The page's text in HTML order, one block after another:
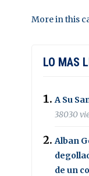
More in this
LO MAS
A Su
38030
Alban
de un